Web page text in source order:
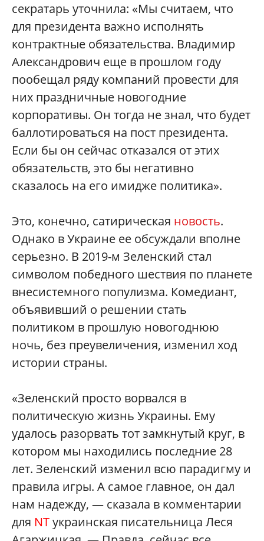
секратарь уточнила: «Мы считаем, что
для президента важно исполнять
контрактные обязательства. Владимир
Александрович еще в прошлом году
пообещал ряду компаний провести для
них праздничные новогодние
корпоративы. Он тогда не знал, что будет
баллотироваться на пост президента.
Если бы он сейчас отказался от этих
обязательств, это бы негативно
сказалось на его имидже политика».
Это, конечно, сатирическая новость.
Однако в Украине ее обсуждали вполне
серьезно. В 2019-м Зеленский стал
символом победного шествия по планете
внесистемного популизма. Комедиант,
объявивший о решении стать
политиком в прошлую новогоднюю
ночь, без преувеличения, изменил ход
истории страны.
«Зеленский просто ворвался в
политическую жизнь Украины. Ему
удалось разорвать тот замкнутый круг, в
котором мы находились последние 28
лет. Зеленский изменил всю парадигму и
правила игры. А самое главное, он дал
нам надежду, — сказала в комментарии
для NTукраинская писательница Леся